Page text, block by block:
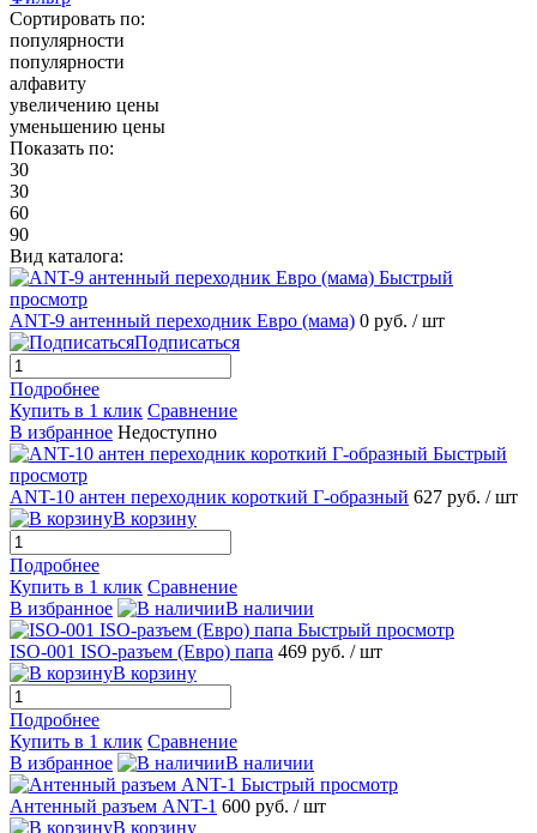
Сортировать по:
популярности
популярности
алфавиту
увеличению цены
уменьшению цены
Показать по:
30
30
60
90
Вид каталога:
Быстрый
просмотр
ANT-9 антенный переходник Евро (мама) 0 руб. / шт
Подписаться
Подробнее
Купить в 1 клик Сравнение
В избранное Недоступно
Быстрый
просмотр
ANT-10 антен переходник короткий Г-образный 627 руб. / шт
В корзину
Подробнее
Купить в 1 клик Сравнение
В избранное
В наличии
Быстрый просмотр
ISO-001 ISO-разъем (Евро) папа 469 руб. / шт
В корзину
Подробнее
Купить в 1 клик Сравнение
В избранное
В наличии
Быстрый просмотр
Антенный разъем ANT-1 600 руб. / шт
В корзину